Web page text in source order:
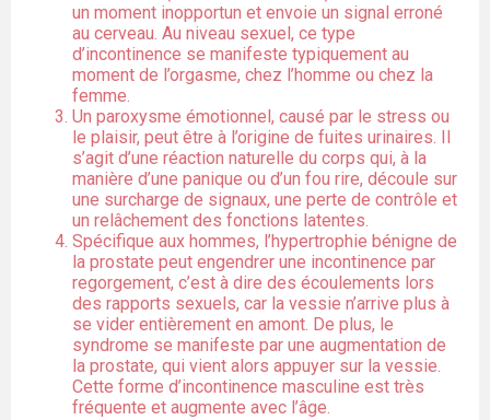
un moment inopportun et envoie un signal erroné
au cerveau. Au niveau sexuel, ce type
d’incontinence se manifeste typiquement au
moment de l’orgasme, chez l’homme ou chez la
femme.
Un paroxysme émotionnel, causé par le stress ou
le plaisir, peut être à l’origine de fuites urinaires. Il
s’agit d’une réaction naturelle du corps qui, à la
manière d’une panique ou d’un fou rire, découle sur
une surcharge de signaux, une perte de contrôle et
un relâchement des fonctions latentes.
Spécifique aux hommes, l’hypertrophie bénigne de
la prostate peut engendrer une incontinence par
regorgement, c’est à dire des écoulements lors
des rapports sexuels, car la vessie n’arrive plus à
se vider entièrement en amont. De plus, le
syndrome se manifeste par une augmentation de
la prostate, qui vient alors appuyer sur la vessie.
Cette forme d’incontinence masculine est très
fréquente et augmente avec l’âge.